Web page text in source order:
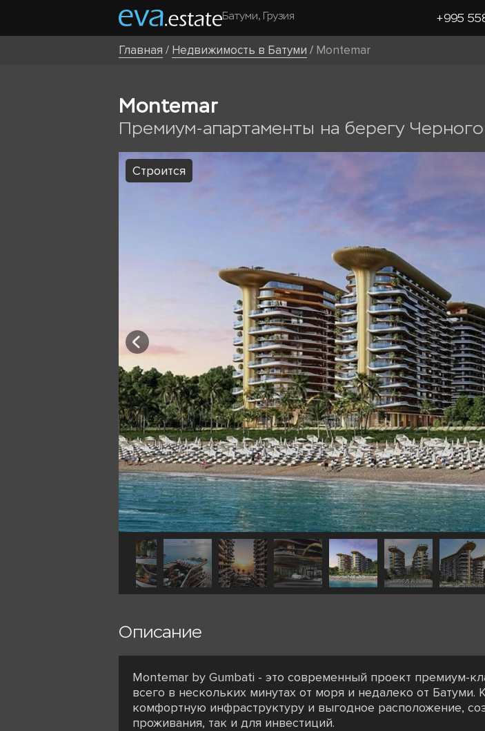
Батуми, Грузия +995
Главная / Недвижимость в Батуми / Montemar
Montemar
Премиум-апартаменты на берегу
Строится
Описание
Montemar by Gumbati - это современный проект премиум-
всего в нескольких минутах от моря и недалеко от Батуми.
комфортную инфраструктуру и выгодное расположение,
проживания, так и для инвестиций.